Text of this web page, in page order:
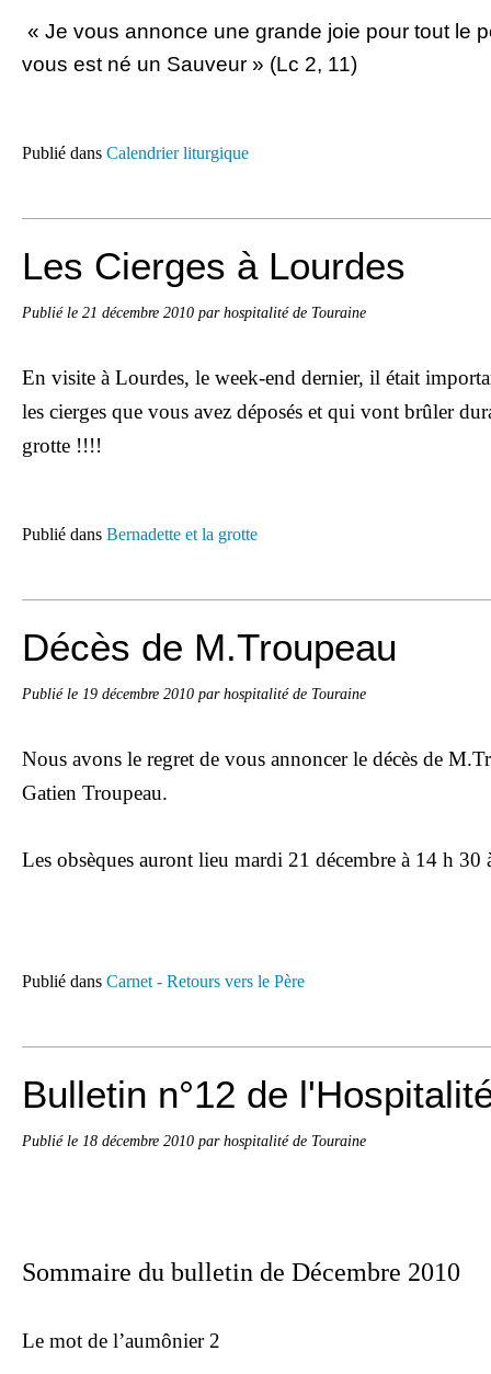
« Je vous annonce une grande joie pour tout le
vous est né un Sauveur » (Lc 2, 11)
Publié dans Calendrier liturgique
Les Cierges à Lourdes
Publié le 21 décembre 2010 par hospitalité de Touraine
En visite à Lourdes, le week-end dernier, il était
les cierges que vous avez déposés et qui vont brûler
grotte !!!!
Publié dans Bernadette et la grotte
Décès de M.Troupeau
Publié le 19 décembre 2010 par hospitalité de Touraine
Nous avons le regret de vous annoncerle décès de
Gatien Troupeau.
Les obsèques auront lieu mardi 21 décembre à 14 h 30
Publié dans Carnet - Retours vers le Père
Bulletin n°12 de
Publié le 18 décembre 2010 par hospitalité de Touraine
Sommaire du bulletin de Décembre 2010
Le mot de l’aumônier 2